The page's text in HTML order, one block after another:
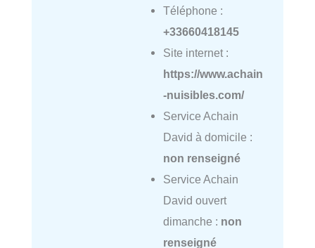
Téléphone :
+33660418145
Site internet :
https://www.achain
-nuisibles.com/
Service Achain
David à domicile :
non renseigné
Service Achain
David ouvert
dimanche : non
renseigné